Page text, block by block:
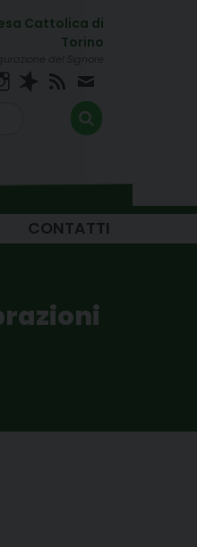
del Signore
Instagram
Spreaker
RSS
FEED
Newsletter
CONTATTI